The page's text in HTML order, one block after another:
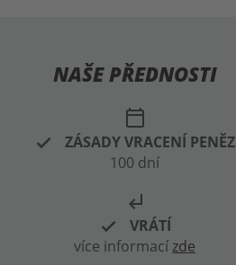
NAŠE PŘEDNOSTI
calendar_today
ZÁSADY VRACENÍ PENĚZ
100 dní
subdirectory_arrow_left
VRÁTÍ
více informacízde